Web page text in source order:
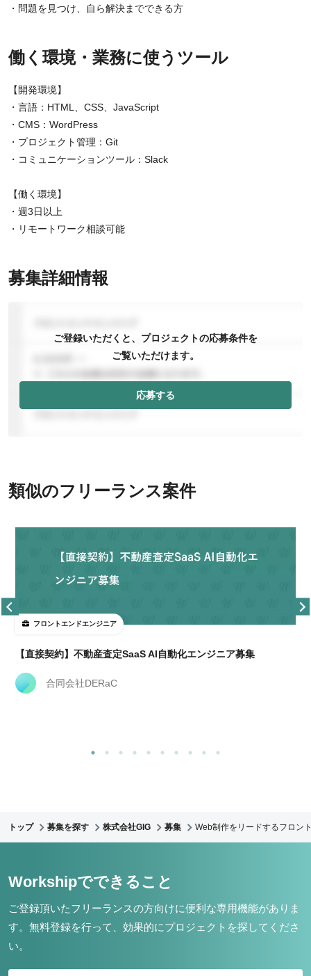
・問題を見つけ、自ら解決までできる方
働く環境・業務に使うツール
【開発環境】
・言語：HTML、CSS、JavaScript
・CMS：WordPress
・プロジェクト管理：Git
・コミュニケーションツール：Slack
【働く環境】
・週3日以上
・リモートワーク相談可能
募集詳細情報
ご登録いただくと、プロジェクトの応募条件を
ご覧いただけます。
応募する
類似のフリーランス案件
フロントエンドエンジニア
【直接契約】不動産査定SaaS AI自動化エンジニア募集
合同会社DERaC
トップ 募集を探す 株式会社GIG 募集 Web制作をリードするフロン
Workshipでできること
ご登録頂いたフリーランスの方向けに便利な専用機能がありま
す。 無料登録を行って、効果的にプロジェクトを探してくださ
い。